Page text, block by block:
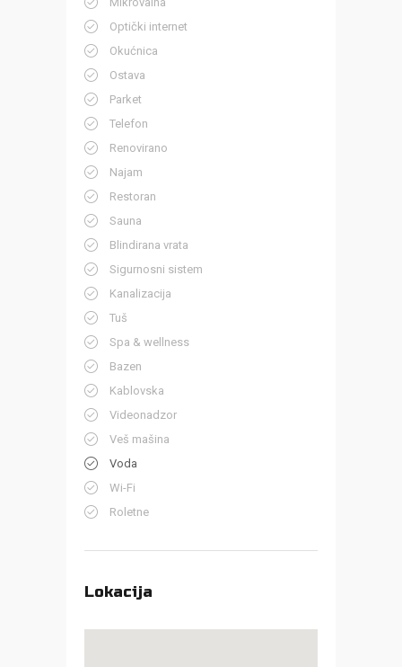
Optički internet
Okućnica
Ostava
Parket
Telefon
Renovirano
Najam
Restoran
Sauna
Blindirana vrata
Sigurnosni sistem
Kanalizacija
Tuš
Spa & wellness
Bazen
Kablovska
Videonadzor
Veš mašina
Voda
Wi-Fi
Roletne
Lokacija